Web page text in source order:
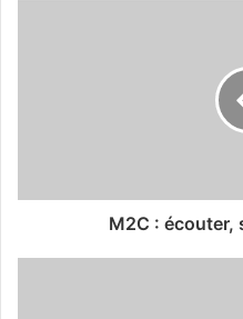
M2C : écouter,